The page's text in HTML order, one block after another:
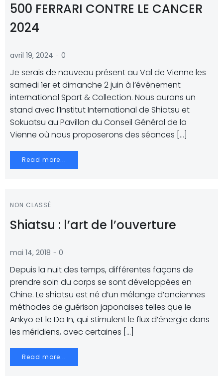
500 FERRARI CONTRE LE CANCER
2024
avril 19, 2024 - 0
Je serais de nouveau présent au Val de Vienne les
samedi 1er et dimanche 2 juin à l’évènement
international Sport & Collection. Nous aurons un
stand avec l‘Institut International de Shiatsu et
Sokuatsu au Pavillon du Conseil Général de la
Vienne où nous proposerons des séances […]
Read more...
NON CLASSÉ
Shiatsu : l’art de l’ouverture
mai 14, 2018 - 0
Depuis la nuit des temps, différentes façons de
prendre soin du corps se sont développées en
Chine. Le shiatsu est né d’un mélange d’anciennes
méthodes de guérison japonaises telles que le
Ankyo et le Do In, qui stimulent le flux d’énergie dans
les méridiens, avec certaines […]
Read more...